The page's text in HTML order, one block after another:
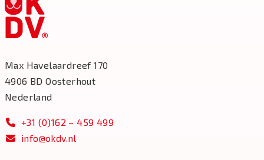
Max Havelaardreef 170
4906 BD Oosterhout
Nederland
+31 (0)162 – 459 499
info@okdv.nl